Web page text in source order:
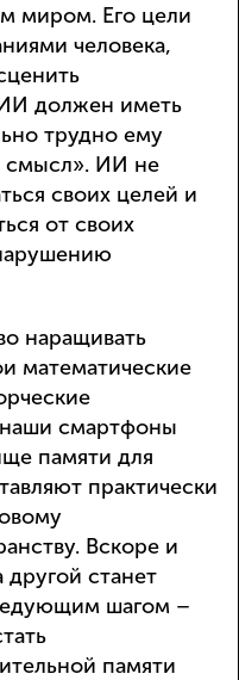
миром. Его цели
человека,
ИИ должен иметь
трудно ему
смысл». ИИ не
своих целей и
от своих
наращивать
математические
смартфоны
памяти для
практически
Вскоре и
другой станет
шагом –
памяти